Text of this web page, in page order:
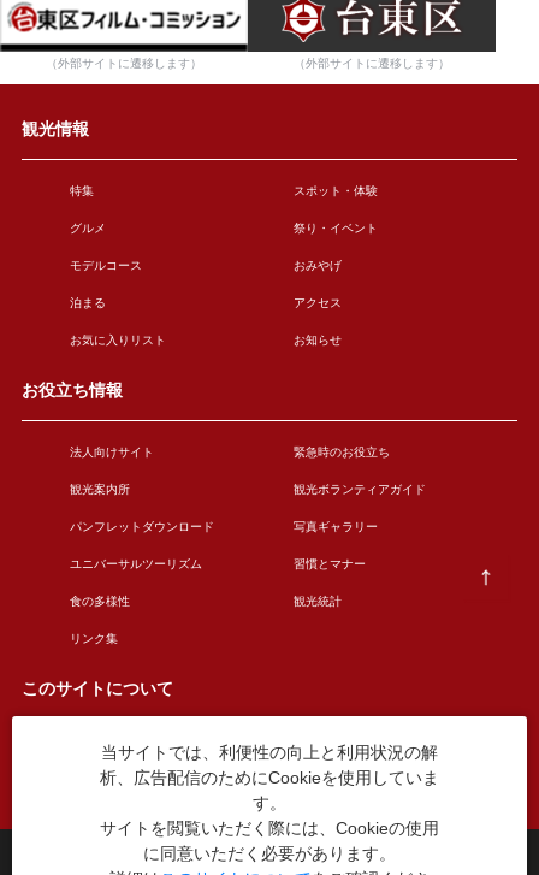
（外部サイトに遷移します） （外部サイトに遷移します）
観光情報
特集 スポット・体験
グルメ 祭り・イベント
モデルコース おみやげ
泊まる アクセス
お気に入りリスト お知らせ
お役立ち情報
法人向けサイト 緊急時のお役立ち
観光案内所 観光ボランティアガイド
パンフレットダウンロード 写真ギャラリー
ユニバーサルツーリズム 習慣とマナー
食の多様性 観光統計
リンク集
このサイトについて
このサイトについて 広告掲載について
お問い合わせ
台東区役所観光課
当サイトでは、利便性の向上と利用状況の解
析、広告配信のためにCookieを使用していま
す。
サイトを閲覧いただく際には、Cookieの使用
に同意いただく必要があります。